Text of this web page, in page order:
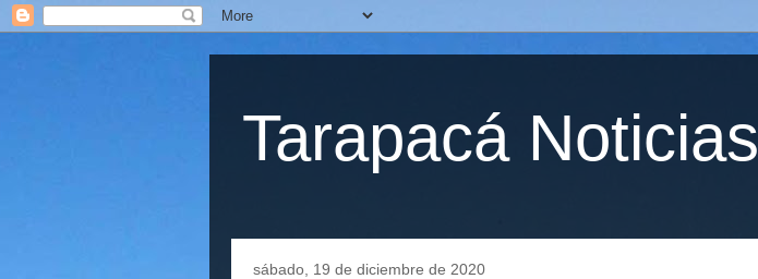
Tarapacá Noticias
sábado, 19 de diciembre de 2020